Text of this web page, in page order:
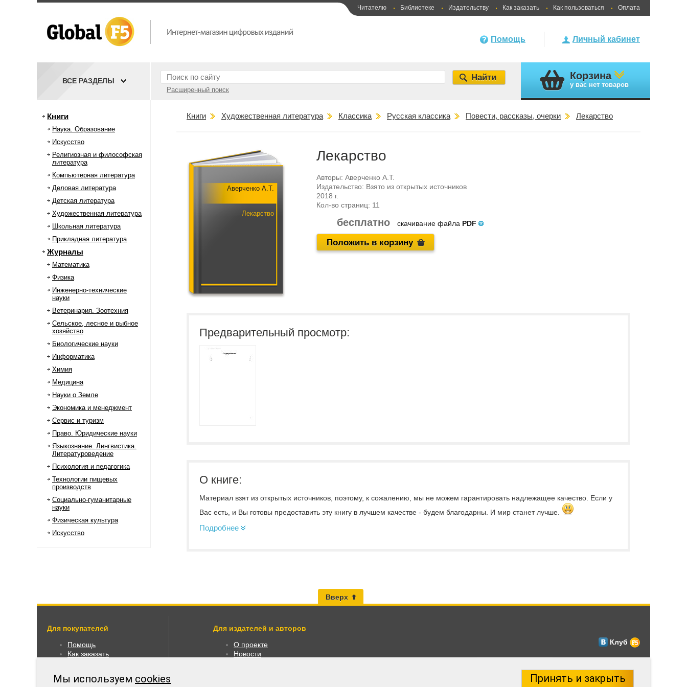
Читателю Библиотеке Издательству Как заказать Как пользоваться Оплата
Личный кабинет
Помощь
Расширенный поиск
ВСЕ РАЗДЕЛЫ Корзина
у вас нет товаров
Книги
Наука. Образование
Искусство
Религиозная и философская
литература
Компьютерная литература
Деловая литература
Детская литература
Художественная литература
Школьная литература
Прикладная литература
Журналы
Математика
Физика
Инженерно-технические
науки
Ветеринария. Зоотехния
Сельское, лесное и рыбное
хозяйство
Биологические науки
Информатика
Химия
Медицина
Науки о Земле
Экономика и менеджмент
Сервис и туризм
Право. Юридические науки
Языкознание. Лингвистика.
Литературоведение
Психология и педагогика
Технологии пищевых
производств
Социально-гуманитарные
науки
Физическая культура
Искусство
Книги Художественная литература Классика Русская классика Повести, рассказы, очерки Лекарство
Аверченко А.Т.
Лекарство
Лекарство
Авторы: Аверченко А.Т.
Издательство: Взято из открытых источников
2018 г.
Кол-во страниц: 11
бесплатно скачивание файла PDF
Положить в корзину
Предварительный просмотр:
О книге:
Материал взят из открытых источников, поэтому, к сожалению, мы не можем гарантировать надлежащее качество. Если у
Вас есть, и Вы готовы предоставить эту книгу в лучшем качестве - будем благодарны. И мир станет лучше.
Подробнее
Вверх
Для покупателей
Помощь
Как заказать
Оплата
Для издателей и авторов
О проекте
Новости
Клуб
Мы используем cookies Принять и закрыть